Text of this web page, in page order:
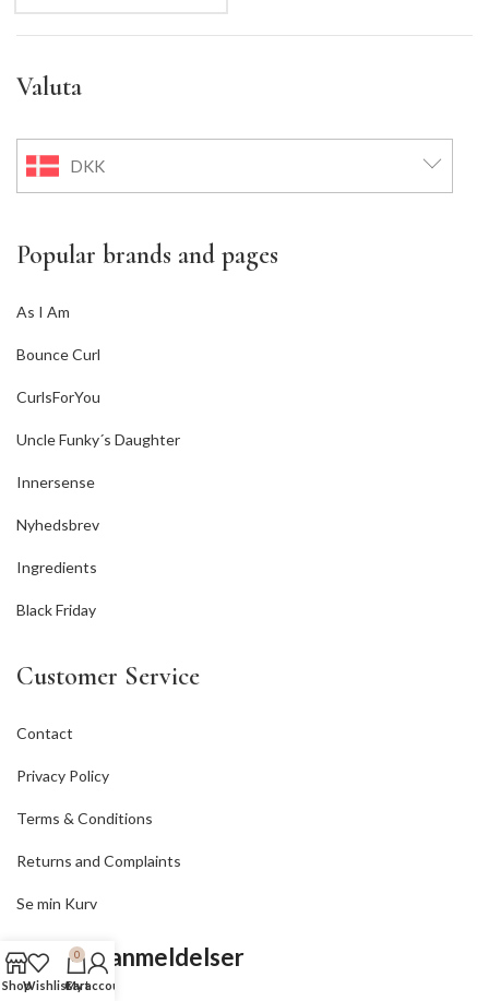
Valuta
DKK
Popular brands and pages
As I Am
Bounce Curl
CurlsForYou
Uncle Funky´s Daughter
Innersense
Nyhedsbrev
Ingredients
Black Friday
Customer Service
Contact
Privacy Policy
Terms & Conditions
Returns and Complaints
Se min Kurv
⭐ Kundeanmeldelser
ShopWishlist
0
Cart
My account